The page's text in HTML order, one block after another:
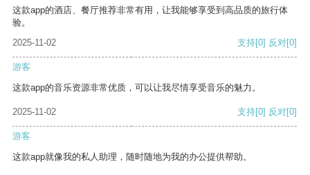
这款app的酒店、餐厅推荐非常有用，让我能够享受到高品质的旅行体
验。
2025-11-02
支持[0] 反对[0]
游客
这款app的音乐资源非常优质，可以让我尽情享受音乐的魅力。
2025-11-02 支持[0] 反对[0]
游客
这款app就像我的私人助理，随时随地为我的办公提供帮助。